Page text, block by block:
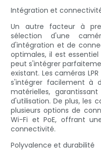
Intégration et
Un autre facteur à
sélection d'une
d'intégration et de
optimales, il est
peut s'intégrer
existant. Les caméras
s'intégrer facilement à
matérielles,
d'utilisation. De plus, les
plusieurs options de
Wi-Fi et PoE, offrant
connectivité.
Polyvalence et durabilité